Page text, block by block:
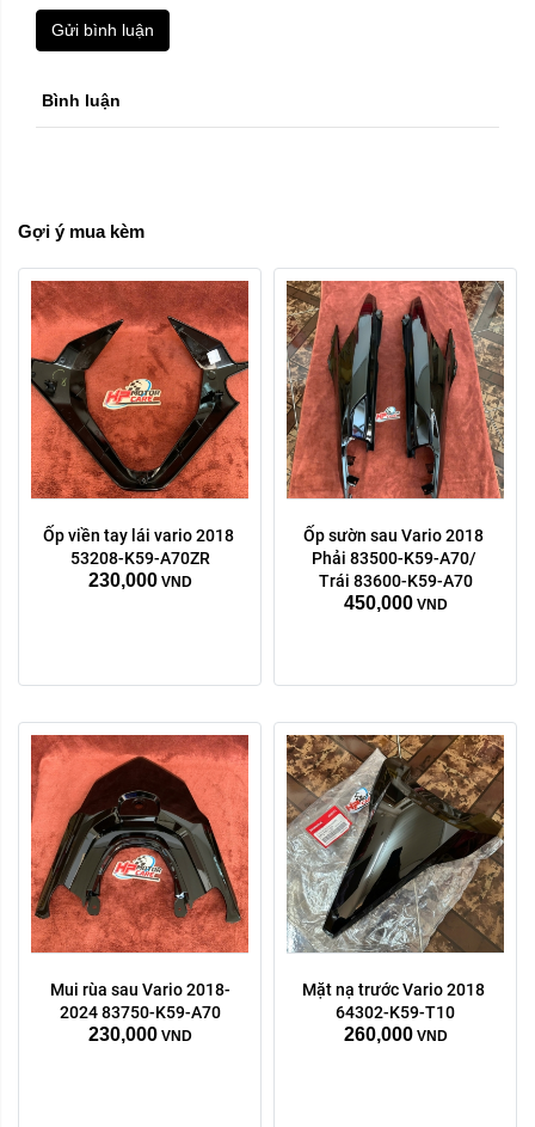
Gửi bình luận
Bình luận
Gợi ý mua kèm
Ốp viền tay lái vario 2018
53208-K59-A70ZR
230,000 VND
phải
trái
Ốp sườn sau Vario 2018
Phải 83500-K59-A70/
Trái 83600-K59-A70
450,000 VND
Mui rùa sau Vario 2018-
2024 83750-K59-A70
230,000 VND
Mặt nạ trước Vario 2018
64302-K59-T10
260,000 VND
Trái phải:
phải
trái